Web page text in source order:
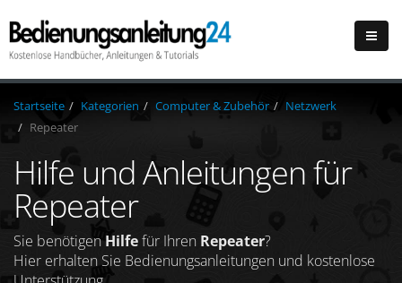
Startseite Kategorien Computer & Zubehör
Netzwerk
Repeater
Hilfe und Anleitungen für
Repeater
Sie benötigen Hilfefür Ihren Repeater?
Hier erhalten Sie Bedienungsanleitungen und kostenlose